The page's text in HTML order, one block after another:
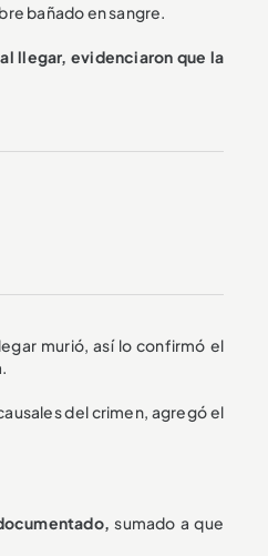
bañado en sangre.
llegar, evidenciaron que la
murió, así lo confirmó el
del crimen, agregó el
sumado a que